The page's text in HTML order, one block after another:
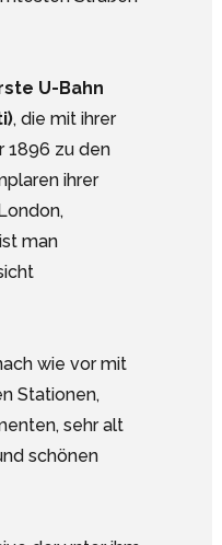
U-Bahn
, die mit ihrer
1896 zu den
ihrer
man
wie vor mit
Stationen,
sehr alt
schönen